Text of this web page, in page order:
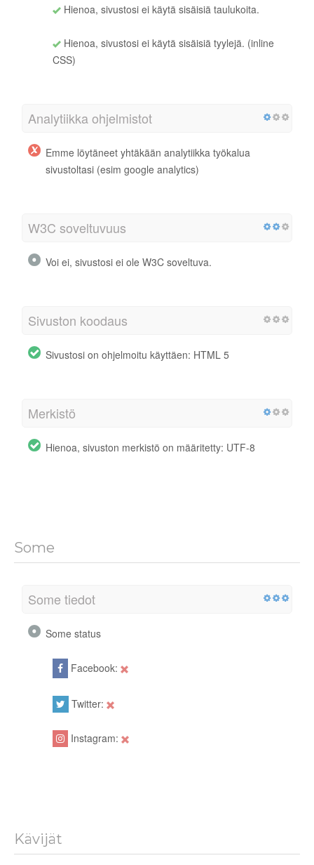
Hienoa, sivustosi ei käytä sisäisiä taulukoita.
Hienoa, sivustosi ei käytä sisäisiä tyylejä. (inline
CSS)
Analytiikka ohjelmistot
Emme löytäneet yhtäkään analytiikka työkalua
sivustoltasi (esim google analytics)
W3C soveltuvuus
Voi ei, sivustosi ei ole W3C soveltuva.
Sivuston koodaus
Sivustosi on ohjelmoitu käyttäen: HTML 5
Merkistö
Hienoa, sivuston merkistö on määritetty: UTF-8
Some
Some tiedot
Some status
Facebook:
Twitter:
Instagram:
Kävijät